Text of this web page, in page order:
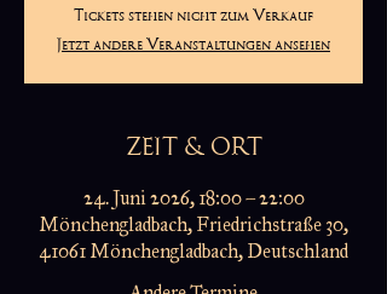
Tickets stehen nicht zum Verkauf
Jetzt andere Veranstaltungen ansehen
ZEIT & ORT
24. Juni 2026, 18:00 – 22:00
Mönchengladbach, Friedrichstraße 30,
41061 Mönchengladbach, Deutschland